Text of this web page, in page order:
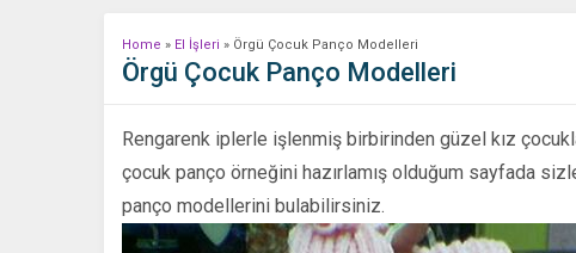
Home » El İşleri » Örgü Çocuk Panço Modelleri
Örgü Çocuk Panço Modelleri
Rengarenk iplerle işlenmiş birbirinden güzel kız
çocuk panço örneğini hazırlamış olduğum sayfada
panço modellerini bulabilirsiniz.